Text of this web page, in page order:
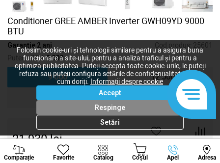
Conditioner GREE AMBER Inverter GWH09YD 9000
BTU
Garanție 2 ani Cod produs: 25601
Putere, BTU:9 000
9 000 12 000
21 930lei
Comparație Favorite Catalog Coșul Apel Adresa
Viber Whatsapp
Folosim cookie-uri și tehnologii similare pentru a asigura buna
funcționare a site-ului, pentru a analiza traficul și pentru a
optimiza publicitatea. Puteți accepta toate cookie-urile, le puteți
refuza sau puteți configura setările de confidențialitate după
cum doriți.
Informații despre cookie
Accept
Respinge
Setări